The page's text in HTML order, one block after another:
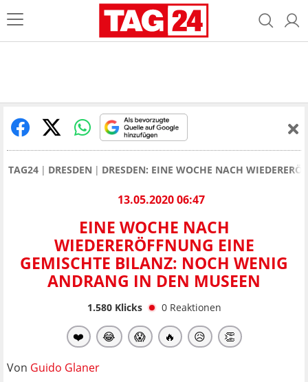
TAG24 DRESDEN DRESDEN: EINE WOCHE NACH
13.05.2020 06:47
EINE WOCHE NACH
WIEDERERÖFFNUNG EINE
GEMISCHTE BILANZ: NOCH WENIG
ANDRANG IN DEN MUSEEN
1.580Klicks 0 Reaktionen
❤️ 😂 😱 🔥 😥 👏
Von Guido Glaner